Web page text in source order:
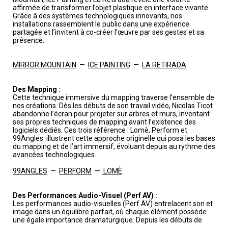
affirmée de transformer l’objet plastique en interface vivante.
Grâce à des systèmes technologiques innovants, nos
installations rassemblent le public dans une expérience
partagée et l’invitent à co-créer l’œuvre par ses gestes et sa
présence.
MIRROR MOUNTAIN — ICE PAINTING — LA RETIRADA
Des Mapping :
Cette technique immersive du mapping traverse l’ensemble de
nos créations. Dès les débuts de son travail vidéo, Nicolas Ticot
abandonne l’écran pour projeter sur arbres et murs, inventant
ses propres techniques de mapping avant l’existence des
logiciels dédiés. Ces trois référence : Lomè, Perform et
99Angles illustrent cette approche originelle qui posa les bases
du mapping et de l’art immersif, évoluant depuis au rythme des
avancées technologiques.
99ANGLES — PERFORM — LOMÈ
Des Performances Audio-Visuel (Perf AV) :
Les performances audio-visuelles (Perf AV) entrelacent son et
image dans un équilibre parfait, où chaque élément possède
une égale importance dramaturgique. Depuis les débuts de